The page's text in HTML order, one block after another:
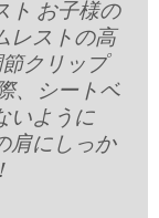
ト お子様の
レストの高
クリップ
、シートベ
いように
肩にしっか